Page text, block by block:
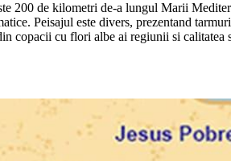
200 de kilometri de-a lungul Marii
Peisajul este divers, prezentand
copacii cu flori albe ai regiunii si calitatea